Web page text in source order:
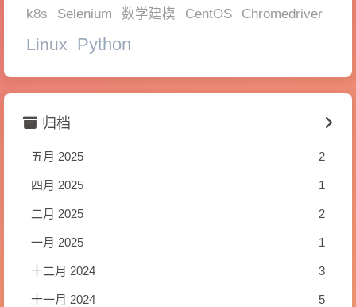
k8s Selenium 数学建模 CentOS Chromedriver
Linux Python
归档
五月 2025 2
四月 2025 1
二月 2025 2
一月 2025 1
十二月 2024 3
十一月 2024 5